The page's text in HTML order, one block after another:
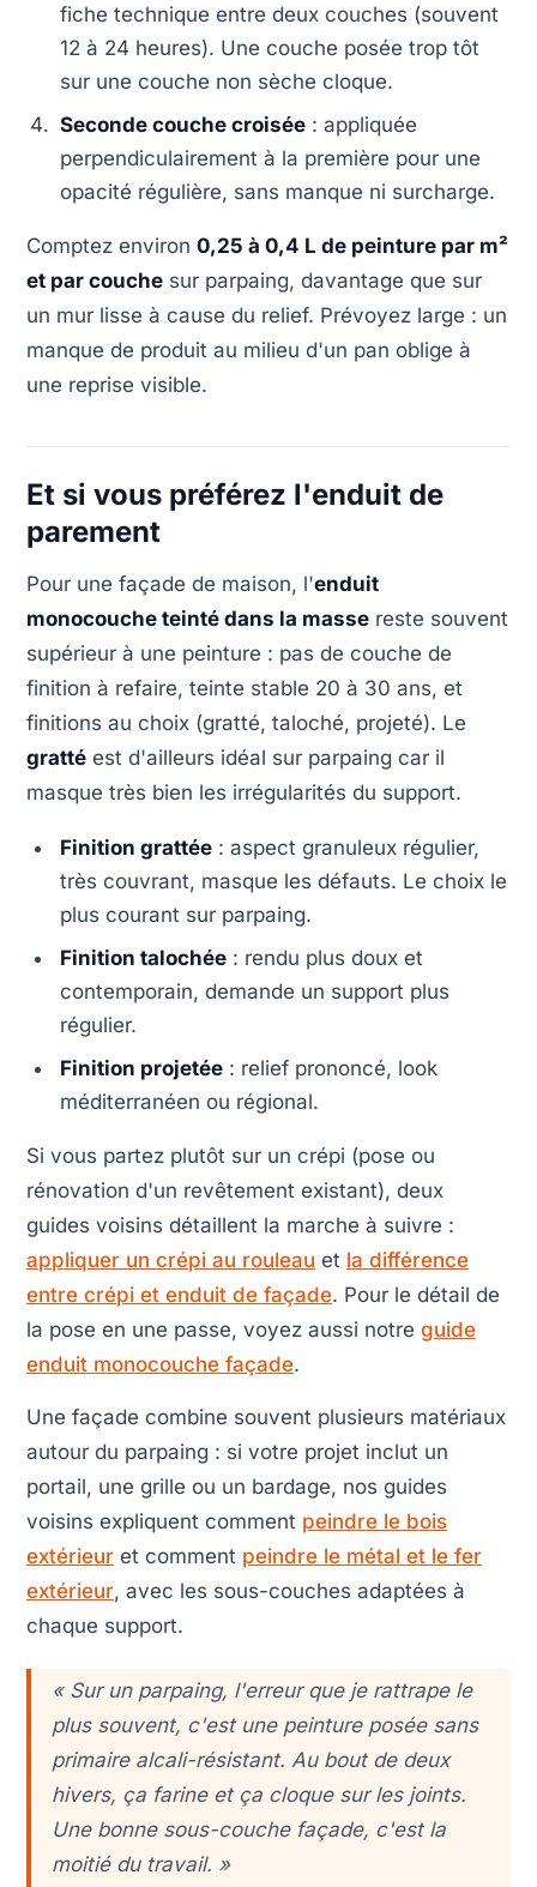
fiche technique entre deux couches (souvent
12 à 24 heures). Une couche posée trop tôt
sur une couche non sèche cloque.
Seconde couche croisée : appliquée
perpendiculairement à la première pour une
opacité régulière, sans manque ni surcharge.
Comptez environ 0,25 à 0,4 L de peinture par m²
et par couche sur parpaing, davantage que sur
un mur lisse à cause du relief. Prévoyez large : un
manque de produit au milieu d'un pan oblige à
une reprise visible.
Et si vous préférez l'enduit de
parement
Pour une façade de maison, l'enduit
monocouche teinté dans la masse reste souvent
supérieur à une peinture : pas de couche de
finition à refaire, teinte stable 20 à 30 ans, et
finitions au choix (gratté, taloché, projeté). Le
gratté est d'ailleurs idéal sur parpaing car il
masque très bien les irrégularités du support.
Finition grattée : aspect granuleux régulier,
très couvrant, masque les défauts. Le choix le
plus courant sur parpaing.
Finition talochée : rendu plus doux et
contemporain, demande un support plus
régulier.
Finition projetée : relief prononcé, look
méditerranéen ou régional.
Si vous partez plutôt sur un crépi (pose ou
rénovation d'un revêtement existant), deux
guides voisins détaillent la marche à suivre :
appliquer un crépi au rouleau et la différence
entre crépi et enduit de façade. Pour le détail de
la pose en une passe, voyez aussi notre guide
enduit monocouche façade.
Une façade combine souvent plusieurs matériaux
autour du parpaing : si votre projet inclut un
portail, une grille ou un bardage, nos guides
voisins expliquent comment peindre le bois
extérieur et comment peindre le métal et le fer
extérieur, avec les sous-couches adaptées à
chaque support.
« Sur un parpaing, l'erreur que je rattrape le
plus souvent, c'est une peinture posée sans
primaire alcali-résistant. Au bout de deux
hivers, ça farine et ça cloque sur les joints.
Une bonne sous-couche façade, c'est la
moitié du travail. »